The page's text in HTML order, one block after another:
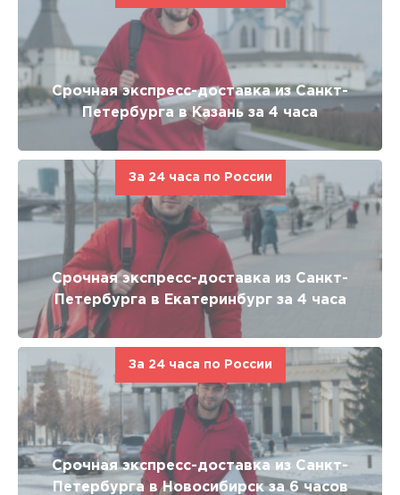
Срочная экспресс-доставка из Санкт-
Петербурга в Казань за 4 часа
За 24 часа по России
Срочная экспресс-доставка из Санкт-
Петербурга в Екатеринбург за 4 часа
За 24 часа по России
Срочная экспресс-доставка из Санкт-
Петербурга в Новосибирск за 6 часов